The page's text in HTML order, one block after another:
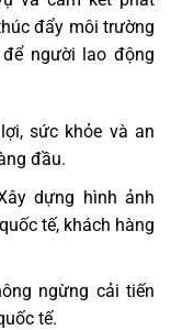
đẩy môi trường
người lao động
sức khỏe và an
đầu.
dựng hình ảnh
tế, khách hàng
ngừng cải tiến
tế.